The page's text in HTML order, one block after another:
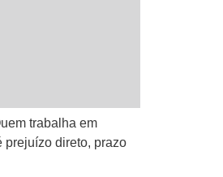
trabalha em
prejuízo direto, prazo